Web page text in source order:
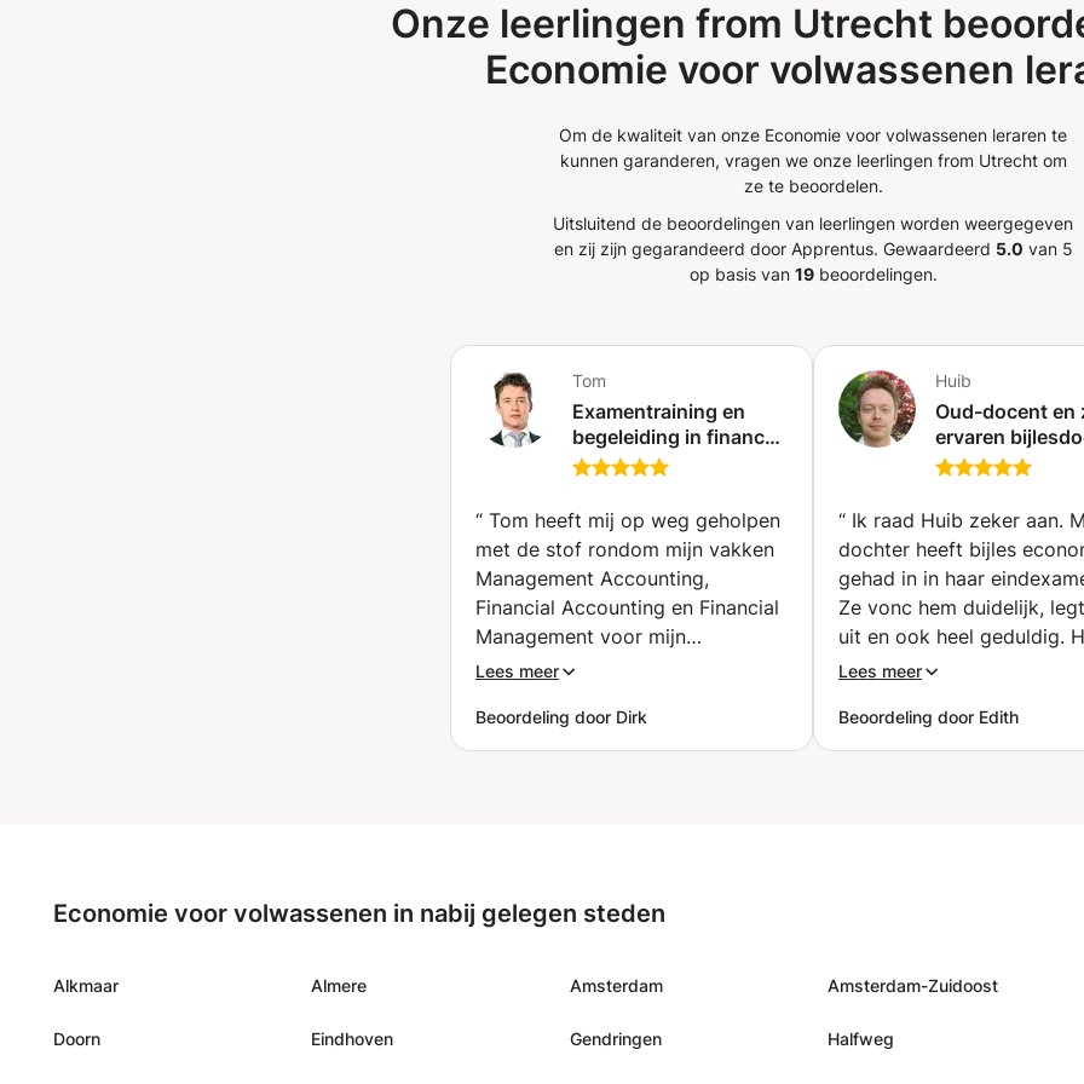
Onze leerlingen from Utrecht
Economie voor volwassenen
Om de kwaliteit van onze Economie voor volwassenen leraren te
kunnen garanderen, vragen we onze leerlingen from Utrecht om
ze te beoordelen.
Uitsluitend de beoordelingen van leerlingen worden weergegeven
en zij zijn gegarandeerd door Apprentus. Gewaardeerd 5.0 van 5
op basis van 19beoordelingen.
Tom
Examentraining en
begeleiding in finance,
accounting,
economics
(Amsterdam)
“ Tom heeft mij op weg geholpen
met de stof rondom mijn vakken
Management Accounting,
Financial Accounting en Financial
Management voor mijn
universitaire studie bedrijfskunde.
goed omzetten in iets wat
vatbaar was voor mij en ik heb
Lees meer
Beoordeling door Dirk
Huib
Oud-docent en
ervaren
geeft bijles in
en B (t/m
in online bijles!
(Gendringen)
“ Ik raad Huib zeker aan.
dochter heeft bijles
gehad in in haar
Ze vonc hem duidelijk,
uit en ook heel geduldig. Hij komt
afspraken na is op tijd en
gedetailleerde
wat erg prettig is. ”
Lees meer
Beoordeling door Edith
Economie voor volwassenen in nabij gelegen steden
Alkmaar Almere Amsterdam Amsterdam-Zuidoost
Doorn Eindhoven Gendringen Halfweg